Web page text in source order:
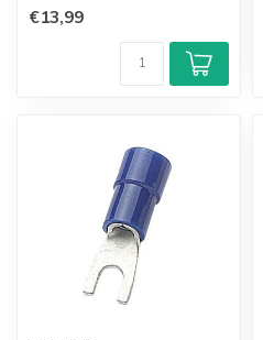
diameter pin: 4mm
€13,99